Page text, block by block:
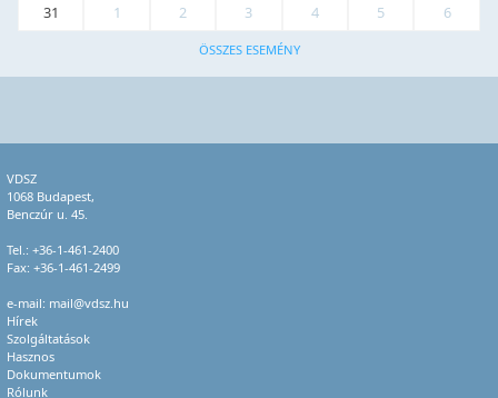
31
1 2 3 4 5 6
ÖSSZES ESEMÉNY
VDSZ
1068 Budapest,
Benczúr u. 45.
Tel.: +36-1-461-2400
Fax: +36-1-461-2499
e-mail: mail@vdsz.hu
Hírek
Szolgáltatások
Hasznos
Dokumentumok
Rólunk